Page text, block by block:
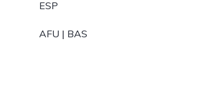
ESP
AFU | BAS